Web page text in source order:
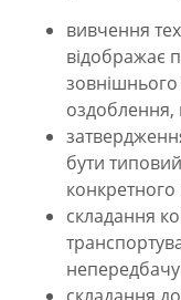
вивчення
відображає
зовнішнього
бути
конкретного
складання